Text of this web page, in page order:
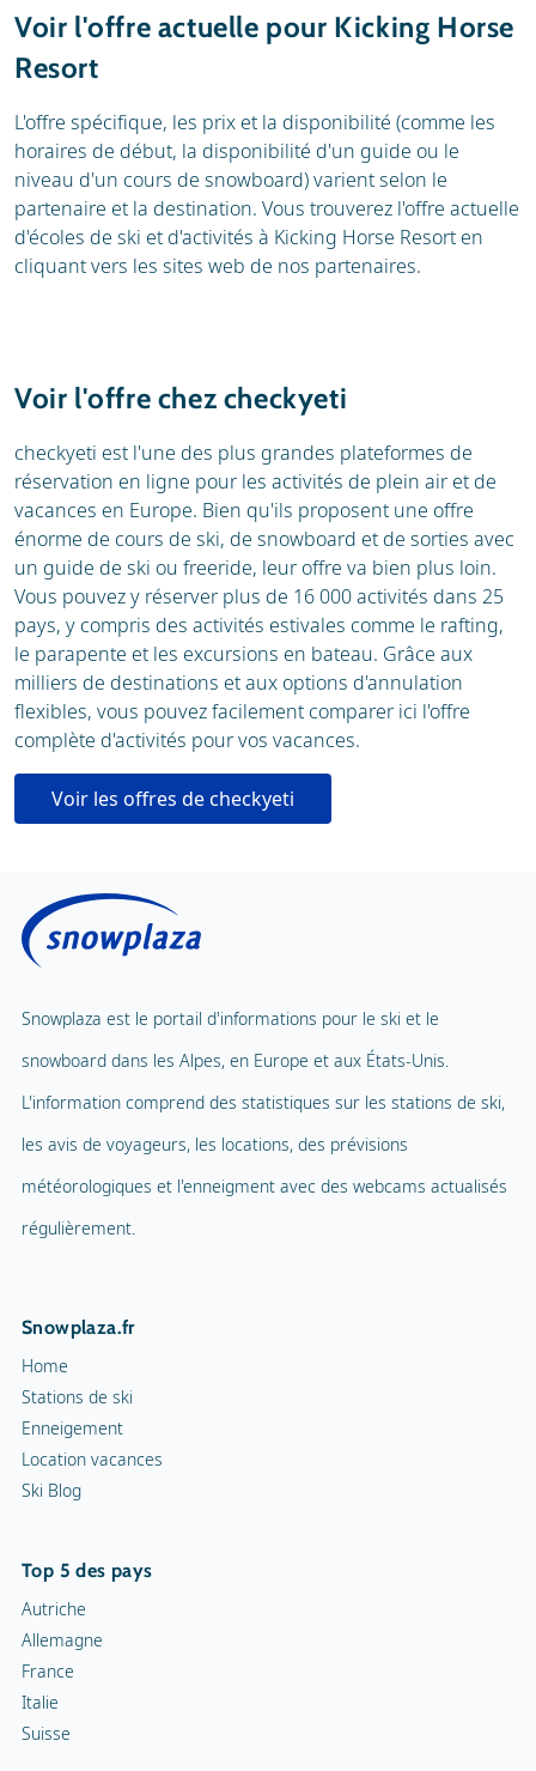
Voir l'offre actuelle pour Kicking Horse
Resort
L'offre spécifique, les prix et la disponibilité (comme les
horaires de début, la disponibilité d'un guide ou le
niveau d'un cours de snowboard) varient selon le
partenaire et la destination. Vous trouverez l'offre actuelle
d'écoles de ski et d'activités à Kicking Horse Resort en
cliquant vers les sites web de nos partenaires.
Voir l'offre chez checkyeti
checkyeti est l'une des plus grandes plateformes de
réservation en ligne pour les activités de plein air et de
vacances en Europe. Bien qu'ils proposent une offre
énorme de cours de ski, de snowboard et de sorties avec
un guide de ski ou freeride, leur offre va bien plus loin.
Vous pouvez y réserver plus de 16 000 activités dans 25
pays, y compris des activités estivales comme le rafting,
le parapente et les excursions en bateau. Grâce aux
milliers de destinations et aux options d'annulation
flexibles, vous pouvez facilement comparer ici l'offre
complète d'activités pour vos vacances.
Voir les offres de checkyeti
Snowplaza est le portail d'informations pour le ski et le
snowboard dans les Alpes, en Europe et aux États-Unis.
L'information comprend des statistiques sur les stations de ski,
les avis de voyageurs, les locations, des prévisions
météorologiques et l'enneigment avec des webcams actualisés
régulièrement.
Snowplaza.fr
Home
Stations de ski
Enneigement
Location vacances
Ski Blog
Top 5 des pays
Autriche
Allemagne
France
Italie
Suisse